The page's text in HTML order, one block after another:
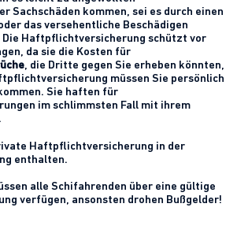
Sachschäden kommen, sei es durch einen
das versehentliche Beschädigen
Die Haftpflichtversicherung schützt vor
da sie die Kosten für
, die Dritte gegen Sie erheben könnten,
müssen Sie persönlich
Sie haften für
im schlimmsten Fall mit ihrem
Haftpflichtversicherung in der
enthalten.
alle Schifahrenden über eine gültige
verfügen, ansonsten drohen Bußgelder!